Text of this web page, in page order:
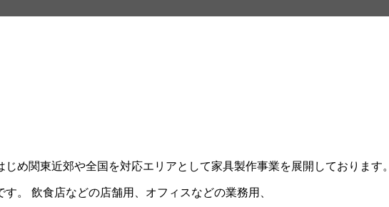
め関東近郊や全国を対応エリアとして家具製作事業を展開しております。
。 飲食店などの店舗用、オフィスなどの業務用、